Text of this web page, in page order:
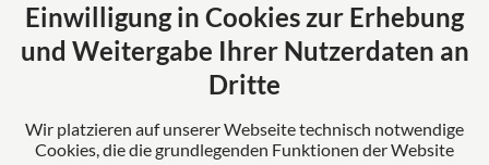
Über uns
Mertl Pösl Rechtsanwälte verkörpert Erfahrung,
Fortschritt und Kompetenz. Als Ihr verlässlicher
Partner stehen wir für umfassende Lösungen und
erstklassige Betreuung unserer Mandanten.
Einwilligung in Cookies zur Erhebung
und Weitergabe Ihrer Nutzerdaten an
Dritte
Wir platzieren auf unserer Webseite technisch notwendige
Cookies, die die grundlegenden Funktionen der Website